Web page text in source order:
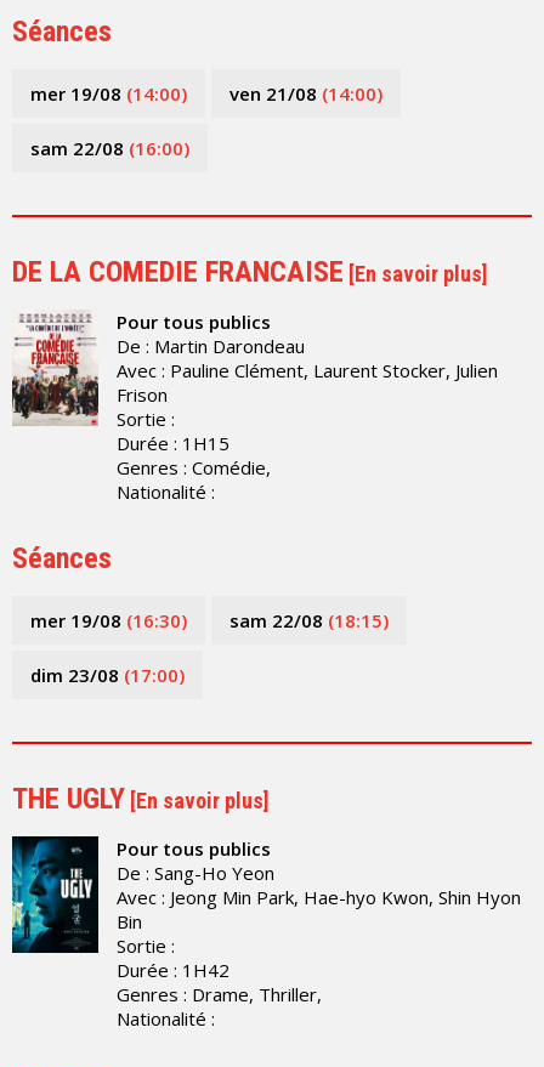
Séances
mer 19/08 (14:00) ven 21/08 (14:00)
sam 22/08 (16:00)
DE LA COMEDIE FRANCAISE [En savoir plus]
Pour tous publics
De : Martin Darondeau
Avec : Pauline Clément, Laurent Stocker, Julien
Frison
Sortie :
Durée : 1H15
Genres : Comédie,
Nationalité :
Séances
mer 19/08 (16:30) sam 22/08 (18:15)
dim 23/08 (17:00)
THE UGLY [En savoir plus]
Pour tous publics
De : Sang-Ho Yeon
Avec : Jeong Min Park, Hae-hyo Kwon, Shin Hyon
Bin
Sortie :
Durée : 1H42
Genres : Drame, Thriller,
Nationalité :